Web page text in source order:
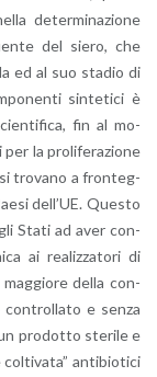
de­ter­mi­na­zio­ne
del siero, che
ed al suo sta­dio di
sin­te­ti­ci è
fin al mo­
la pro­li­fe­ra­zio­ne
si tro­va­no a fron­teg­
del­l’UE. Que­sto
Stati ad aver con­
ai rea­liz­za­to­ri di
mag­gio­re della con­
e senza
pro­dot­to ste­ri­le e
col­ti­va­ta” an­ti­bio­ti­ci